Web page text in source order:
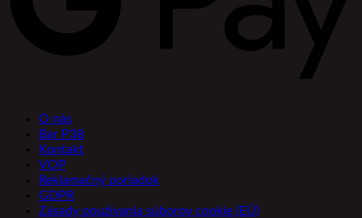
O nás
Bar P38
Kontakt
VOP
Reklamačný poriadok
GDPR
Zásady používania súborov cookie (EÚ)